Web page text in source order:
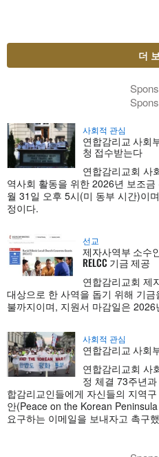
더
사회적 관심
연합감리교 사회
청 접수받는다
연합감리교회 사
역사회 활동을 위한 2026년 보조
월 31일 오후 5시(미 동부 시간)이
정이다.
선교
제자사역부 소수
RELCC 기금 제공
연합감리교회 제
대상으로 한 사역을 돕기 위해 기
불까지이며, 지원서 마감일은
사회적 관심
연합감리교 사회
연합감리교회 사
정 체결 73주년
합감리교인들에게 자신들의 지역
안(Peace on the Korean
요구하는 이메일을 보내자고 촉구